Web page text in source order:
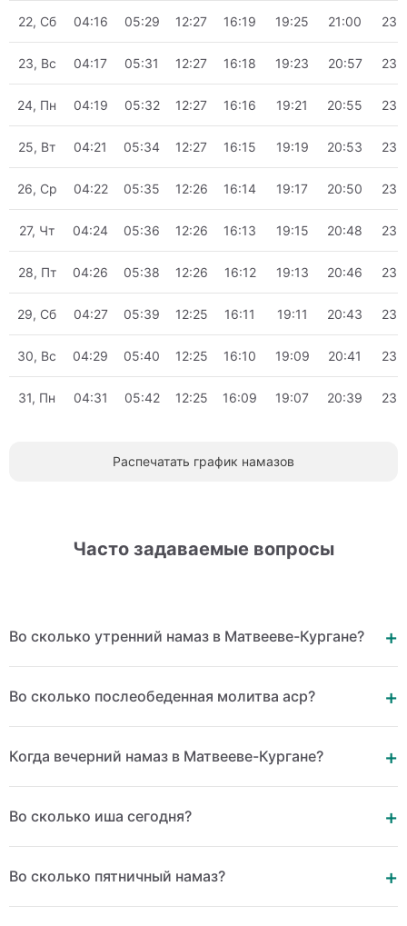
22, Сб 04:16 05:29 12:27 16:19 19:25 21:00
23, Вс 04:17 05:31 12:27 16:18 19:23 20:57
24, Пн 04:19 05:32 12:27 16:16 19:21 20:55
25, Вт 04:21 05:34 12:27 16:15 19:19 20:53
26, Ср 04:22 05:35 12:26 16:14 19:17 20:50
27, Чт 04:24 05:36 12:26 16:13 19:15 20:48
28, Пт 04:26 05:38 12:26 16:12 19:13 20:46
29, Сб 04:27 05:39 12:25 16:11 19:11 20:43
30, Вс 04:29 05:40 12:25 16:10 19:09 20:41
31, Пн 04:31 05:42 12:25 16:09 19:07 20:39
Распечатать график намазов
Часто задаваемые вопросы
Во сколько утренний намаз в Матвееве-Кургане?
Во сколько послеобеденная молитва аср?
Когда вечерний намаз в Матвееве-Кургане?
Во сколько иша сегодня?
Во сколько пятничный намаз?